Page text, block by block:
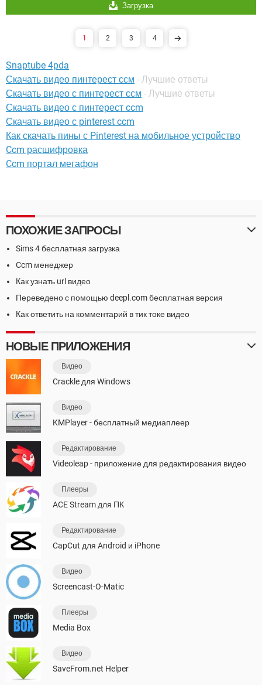
Загрузка
1 2 3 4
Snaptube 4pda
Скачать видео пинтерест ссм - Лучшие ответы
Скачать видео с пинтерест ссм - Лучшие ответы
Скачать видео с пинтерест ccm
Скачать видео с pinterest ccm
Как скачать пины с Pinterest на мобильное устройство
Ccm расшифровка
Ccm портал мегафон
ПОХОЖИЕ ЗАПРОСЫ
Sims 4 бесплатная загрузка
Ccm менеджер
Как узнать url видео
Переведено с помощью deepl.com бесплатная версия
Как ответить на комментарий в тик токе видео
НОВЫЕ ПРИЛОЖЕНИЯ
Видео
Crackle для Windows
Видео
KMPlayer - бесплатный медиаплеер
Редактирование
Videoleap - приложение для редактирования видео
Плееры
ACE Stream для ПК
Редактирование
CapCut для Android и iPhone
Видео
Screencast-O-Matic
Плееры
Media Box
Видео
SaveFrom.net Helper